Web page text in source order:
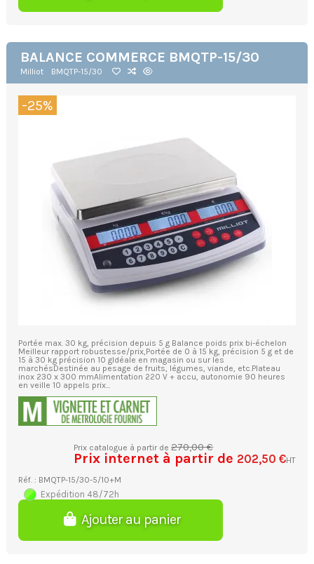
BALANCE COMMERCE BMQTP-15/30
Milliot BMQTP-15/30
-25%
Portée max. 30 kg, précision depuis 5 g Balance poids prix bi-échelon
Meilleur rapport robustesse/prix,Portée de 0 à 15 kg, précision 5 g et de
15 à 30 kg précision 10 gIdéale en magasin ou sur les
marchésDestinée au pesage de fruits, légumes, viande, etc.Plateau
inox 230 x 300 mmAlimentation 220 V + accu, autonomie 90 heures
en veille 10 appels prix...
Prix catalogue à partir de270,00 €
Prix internet à partir de 202,50 €HT
Réf. : BMQTP-15/30-5/10+M
Expédition 48/72h
Ajouter au panier